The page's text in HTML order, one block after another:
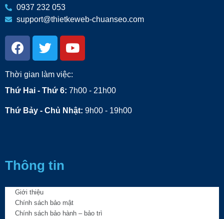
0937 232 053
support@thietkeweb-chuanseo.com
Thời gian làm việc:
Thứ Hai - Thứ 6: 7h00 - 21h00
Thứ Bảy - Chủ Nhật: 9h00 - 19h00
Thông tin
Giới thiệu
Chính sách bảo mật
Chính sách bảo hành – bảo trì